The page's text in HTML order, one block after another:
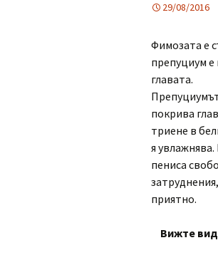
29/08/2016
Фимозата е
препуциум е
главата.
покрива
триене в
я
пениса
приятно.
Вижте